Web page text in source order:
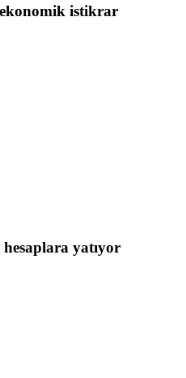
istikrar
yatıyor